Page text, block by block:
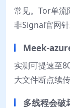
常见。Tor单流
非Signal官网针
Meek-
实测可提速至
大文件断点续传
多线程会破